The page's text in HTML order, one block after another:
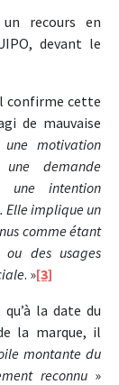
recours en
devant le
confirme cette
de mauvaise
une motivation
demande
une intention
Elle implique un
comme étant
ou des usages
. »[3]
la date du
la marque, il
montante du
reconnu »